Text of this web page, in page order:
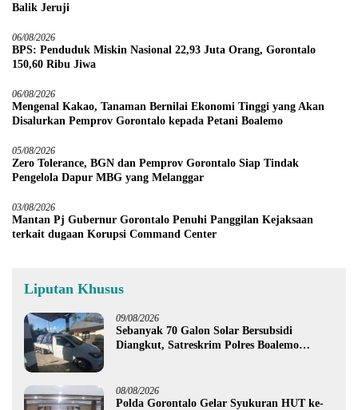
Balik Jeruji
06/08/2026
BPS: Penduduk Miskin Nasional 22,93 Juta Orang, Gorontalo
150,60 Ribu Jiwa
06/08/2026
Mengenal Kakao, Tanaman Bernilai Ekonomi Tinggi yang Akan
Disalurkan Pemprov Gorontalo kepada Petani Boalemo
05/08/2026
Zero Tolerance, BGN dan Pemprov Gorontalo Siap Tindak
Pengelola Dapur MBG yang Melanggar
03/08/2026
Mantan Pj Gubernur Gorontalo Penuhi Panggilan Kejaksaan
terkait dugaan Korupsi Command Center
Liputan Khusus
09/08/2026
Sebanyak 70 Galon Solar Bersubsidi
Diangkut, Satreskrim Polres Boalemo
08/08/2026
Polda Gorontalo Gelar Syukuran HUT ke-